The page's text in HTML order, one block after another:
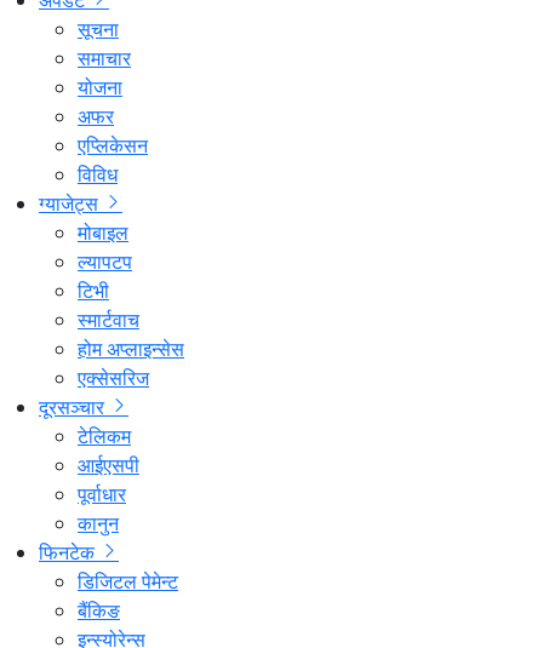
सूचना
समाचार
योजना
अफर
एप्लिकेसन
विविध
ग्याजेट्स
मोबाइल
ल्यापटप
टिभी
स्मार्टवाच
होम अप्लाइन्सेस
एक्सेसरिज
दूरसञ्चार
टेलिकम
आईएसपी
पूर्वाधार
कानुन
फिनटेक
डिजिटल पेमेन्ट
बैंकिङ
इन्स्योरेन्स